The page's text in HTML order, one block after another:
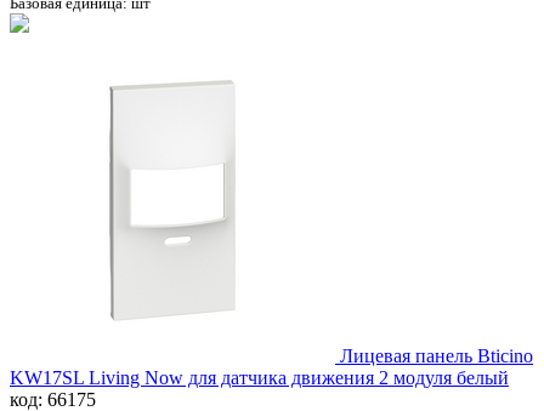
Лицевая панель Bticino
KW17SL Living Now для датчика движения 2 модуля белый
код: 66175